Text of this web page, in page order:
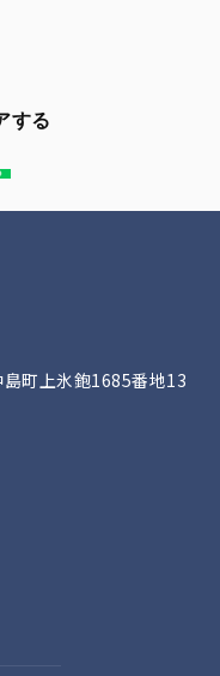
する
町上氷鉋1685番地13